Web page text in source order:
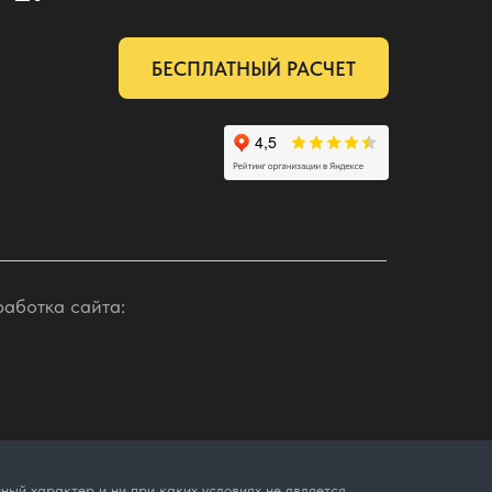
БЕСПЛАТНЫЙ РАСЧЕТ
сайта: